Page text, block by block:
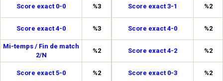
Score exact 0-0 %3
Score exact 4-0 %3
Mi-temps / Fin de match
2/N
%2
Score exact 5-0 %2
Score exact 3-1 %2
Score exact 4-0 %2
Score exact 4-2 %2
Score exact 0-3 %2